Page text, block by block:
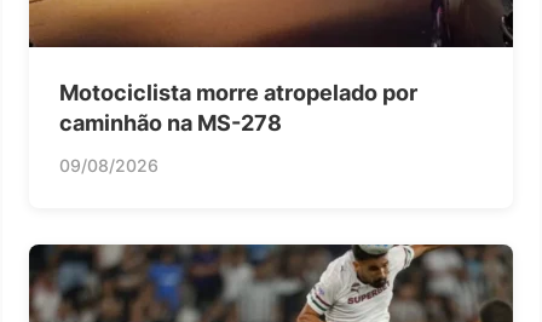
Motociclista morre atropelado por
caminhão na MS-278
09/08/2026